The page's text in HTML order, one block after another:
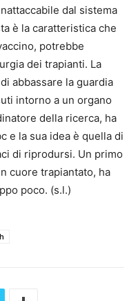
dal sistema
è la caratteristica che
potrebbe
dei trapianti. La
abbassare la guardia
intorno a un organo
della ricerca, ha
e la sua idea è quella di
di riprodursi. Un primo
cuore trapiantato, ha
poco. (s.l.)